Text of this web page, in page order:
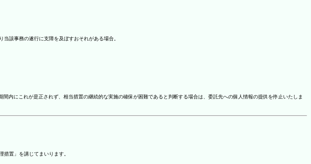
該事務の遂行に支障を及ぼすおそれがある場合。
内にこれが是正されず、相当措置の継続的な実施の確保が困難であると判断する場合は、委託先への個人情報の提供を停止いたしま
置」を講じてまいります。